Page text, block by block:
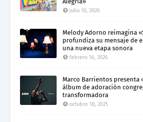
julio 10, 2026
Melody Adorno reimagina
profundiza su mensaje de
una nueva etapa sonora
febrero 16, 2026
Marco Barrientos presenta
álbum de adoración
transformadora
octubre 18, 2025